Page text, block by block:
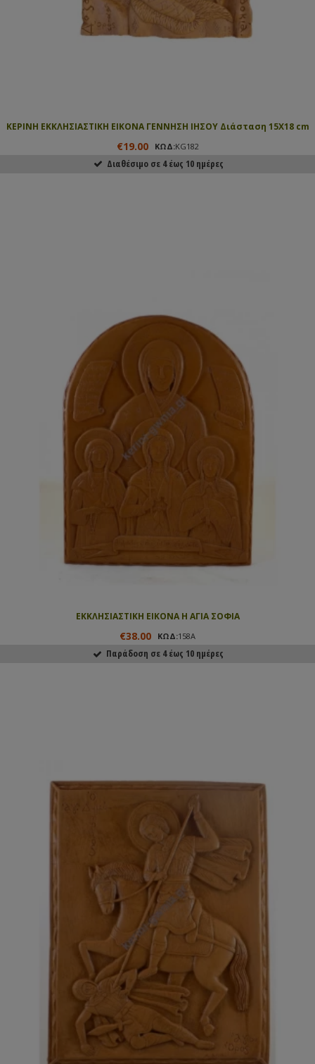
ΚΕΡΙΝΗ ΕΚΚΛΗΣΙΑΣΤΙΚΗ ΕΙΚΟΝΑ ΓΕΝΝΗΣΗ ΙΗΣΟΥ Διάσταση 15Χ18 cm
€19.00 ΚΩΔ:KG182
Διαθέσιμο σε 4 έως 10 ημέρες
ΕΚΚΛΗΣΙΑΣΤΙΚΗ ΕΙΚΟΝΑ Η ΑΓΙΑ ΣΟΦΙΑ
€38.00 ΚΩΔ:158Α
Παράδοση σε 4 έως 10 ημέρες